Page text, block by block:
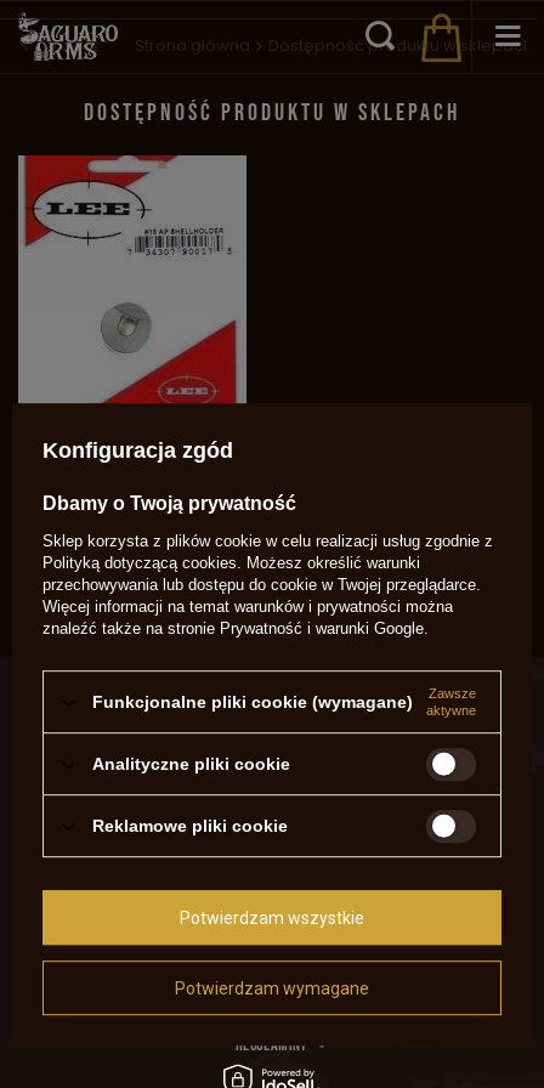
Wstecz Strona główna Dostępność produktu w sklepach
DOSTĘPNOŚĆ PRODUKTU W SKLEPACH
38,98 zł
Magazyn główny
Dostępny
ZAMÓWIENIA
Status zamówienia
Śledzenie przesyłki
Chcę zareklamować produkt
Chcę zwrócić produkt
Chcę wymienić produkt
KONTO
REGULAMINY
Konfiguracja zgód
Dbamy o Twoją prywatność
Sklep korzysta z plików cookie w celu realizacji usług zgodnie z
Polityką dotyczącą cookies. Możesz określić warunki
przechowywania lub dostępu do cookie w Twojej przeglądarce.
Więcej informacji na temat warunków i prywatności można
znaleźć także na stronie Prywatność i warunki Google.
Funkcjonalne pliki cookie (wymagane)
Zawsze
aktywne
Analityczne pliki cookie
Reklamowe pliki cookie
Potwierdzam wymagane
Potwierdzam wszystkie